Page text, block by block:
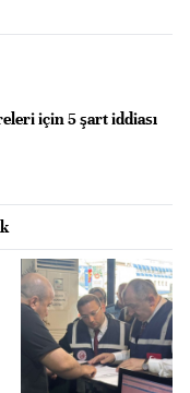
için 5 şart iddiası